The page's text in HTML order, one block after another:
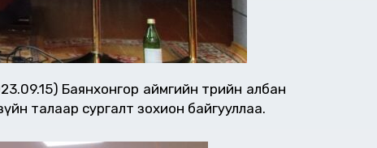
Баянхонгор аймгийн төрийн албан
талаар сургалт зохион байгууллаа.